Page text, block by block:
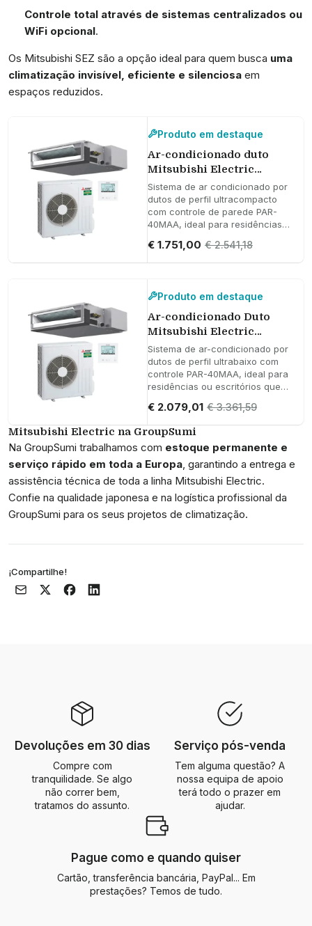
Controle total através de sistemas centralizados ou
WiFi opcional.
Os Mitsubishi SEZ são a opção ideal para quem busca uma
climatização invisível, eficiente e silenciosa em
espaços reduzidos.
Produto em destaque
Ar-condicionado duto
Mitsubishi Electric
MSEZ-35VA 3,5 kW 12000
BTU
Sistema de ar condicionado por
dutos de perfil ultracompacto
com controle de parede PAR-
40MAA, ideal para residências
conforto uniforme, baixo nível
de ruído e alta eficiência
€ 1.751,00 € 2.541,18
Produto em destaque
Ar-condicionado Duto
Mitsubishi Electric
MSEZ-50VA 5 kW 17000
BTU
Sistema de ar-condicionado por
dutos de perfil ultrabaixo com
controle PAR-40MAA, ideal para
residências ou escritórios que
silenciosa e discreta.
€ 2.079,01 € 3.361,59
Mitsubishi Electric na GroupSumi
Na GroupSumi trabalhamos com estoque permanente e
serviço rápido em toda a Europa , garantindo a entrega e
assistência técnica de toda a linha Mitsubishi Electric.
Confie na qualidade japonesa e na logística profissional da
GroupSumi para os seus projetos de climatização.
¡Compartilhe!
Devoluções em 30 dias
Compre com
tranquilidade. Se algo
não correr bem,
tratamos do assunto.
Serviço pós-venda
Tem alguma questão? A
nossa equipa de apoio
terá todo o prazer em
ajudar.
Pague como e quando quiser
Cartão, transferência bancária, PayPal... Em
prestações? Temos de tudo.